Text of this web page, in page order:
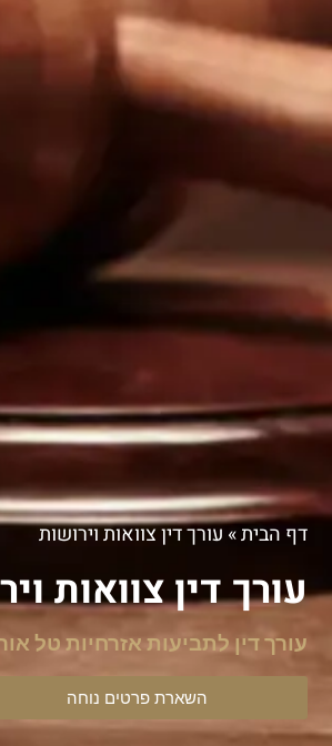
דף הבית» עורך דין צוואות וירושות
עורך דין צוואות
עורך דין לתביעות אזרחיות טל
השארת פרטים נוחה